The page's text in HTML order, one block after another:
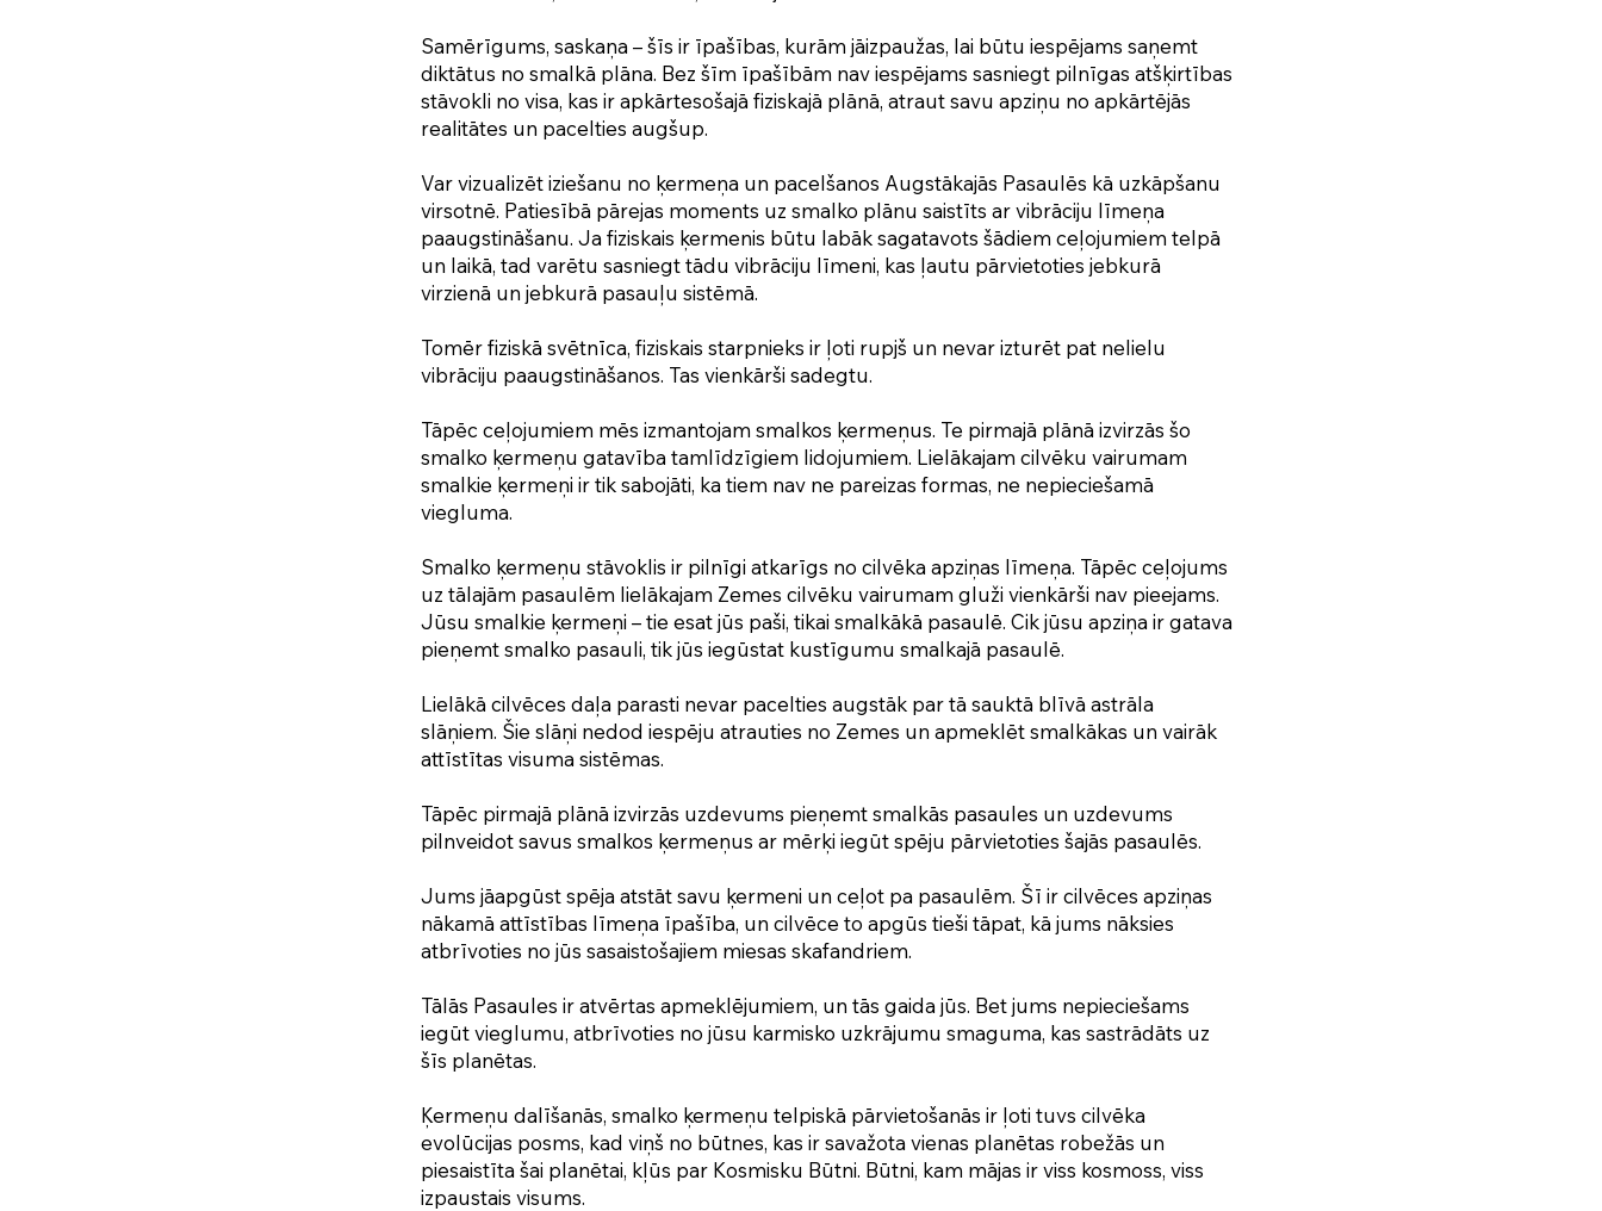
Samērīgums, saskaņa – šīs ir īpašības, kurām jāizpaužas, lai būtu iespējams saņemt
diktātus no smalkā plāna. Bez šīm īpašībām nav iespējams sasniegt pilnīgas atšķirtības
stāvokli no visa, kas ir apkārtesošajā fiziskajā plānā, atraut savu apziņu no apkārtējās
realitātes un pacelties augšup.
Var vizualizēt iziešanu no ķermeņa un pacelšanos Augstākajās Pasaulēs kā uzkāpšanu
virsotnē. Patiesībā pārejas moments uz smalko plānu saistīts ar vibrāciju līmeņa
paaugstināšanu. Ja fiziskais ķermenis būtu labāk sagatavots šādiem ceļojumiem telpā
un laikā, tad varētu sasniegt tādu vibrāciju līmeni, kas ļautu pārvietoties jebkurā
virzienā un jebkurā pasauļu sistēmā.
Tomēr fiziskā svētnīca, fiziskais starpnieks ir ļoti rupjš un nevar izturēt pat nelielu
vibrāciju paaugstināšanos. Tas vienkārši sadegtu.
Tāpēc ceļojumiem mēs izmantojam smalkos ķermeņus. Te pirmajā plānā izvirzās šo
smalko ķermeņu gatavība tamlīdzīgiem lidojumiem. Lielākajam cilvēku vairumam
smalkie ķermeņi ir tik sabojāti, ka tiem nav ne pareizas formas, ne nepieciešamā
viegluma.
Smalko ķermeņu stāvoklis ir pilnīgi atkarīgs no cilvēka apziņas līmeņa. Tāpēc ceļojums
uz tālajām pasaulēm lielākajam Zemes cilvēku vairumam gluži vienkārši nav pieejams.
Jūsu smalkie ķermeņi – tie esat jūs paši, tikai smalkākā pasaulē. Cik jūsu apziņa ir gatava
pieņemt smalko pasauli, tik jūs iegūstat kustīgumu smalkajā pasaulē.
Lielākā cilvēces daļa parasti nevar pacelties augstāk par tā sauktā blīvā astrāla
slāņiem. Šie slāņi nedod iespēju atrauties no Zemes un apmeklēt smalkākas un vairāk
attīstītas visuma sistēmas.
Tāpēc pirmajā plānā izvirzās uzdevums pieņemt smalkās pasaules un uzdevums
pilnveidot savus smalkos ķermeņus ar mērķi iegūt spēju pārvietoties šajās pasaulēs.
Jums jāapgūst spēja atstāt savu ķermeni un ceļot pa pasaulēm. Šī ir cilvēces apziņas
nākamā attīstības līmeņa īpašība, un cilvēce to apgūs tieši tāpat, kā jums nāksies
atbrīvoties no jūs sasaistošajiem miesas skafandriem.
Tālās Pasaules ir atvērtas apmeklējumiem, un tās gaida jūs. Bet jums nepieciešams
iegūt vieglumu, atbrīvoties no jūsu karmisko uzkrājumu smaguma, kas sastrādāts uz
šīs planētas.
Ķermeņu dalīšanās, smalko ķermeņu telpiskā pārvietošanās ir ļoti tuvs cilvēka
evolūcijas posms, kad viņš no būtnes, kas ir savažota vienas planētas robežās un
piesaistīta šai planētai, kļūs par Kosmisku Būtni. Būtni, kam mājas ir viss kosmoss, viss
izpaustais visums.